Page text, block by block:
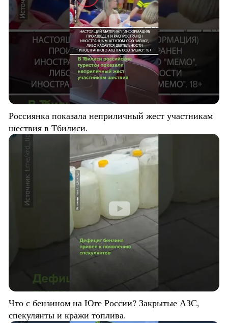
Россиянка показала неприличный жест участникам
шествия в Тбилиси.
Что с бензином на Юге России? Закрытые АЗС,
спекулянты и кражи топлива.